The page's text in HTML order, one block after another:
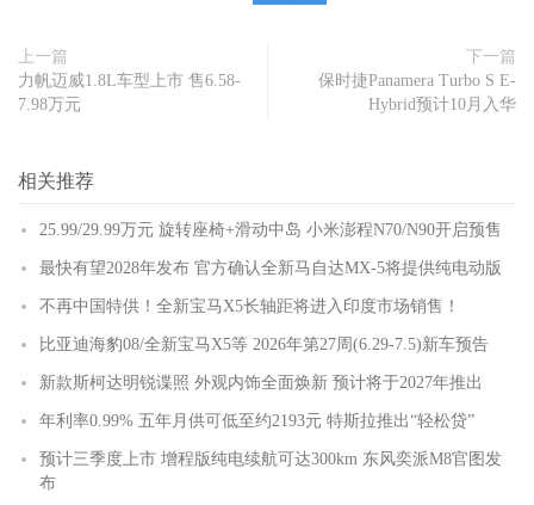
上一篇
力帆迈威1.8L车型上市 售6.58-
7.98万元
下一篇
保时捷Panamera Turbo S E-
Hybrid预计10月入华
相关推荐
25.99/29.99万元 旋转座椅+滑动中岛 小米澎程N70/N90开启预售
最快有望2028年发布 官方确认全新马自达MX-5将提供纯电动版
不再中国特供！全新宝马X5长轴距将进入印度市场销售！
比亚迪海豹08/全新宝马X5等 2026年第27周(6.29-7.5)新车预告
新款斯柯达明锐谍照 外观内饰全面焕新 预计将于2027年推出
年利率0.99% 五年月供可低至约2193元 特斯拉推出“轻松贷”
预计三季度上市 增程版纯电续航可达300km 东风奕派M8官图发
布